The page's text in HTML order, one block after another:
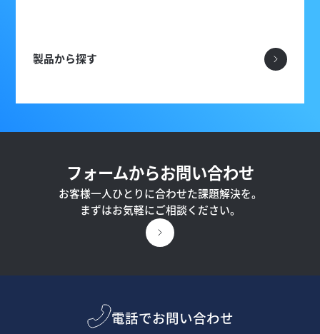
製品から探す
フォームからお問い合わせ
お客様一人ひとりに合わせた課題解決を。
まずはお気軽にご相談ください。
電話でお問い合わせ